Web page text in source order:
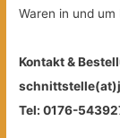
Waren in und um
Kontakt &
Tel: 0176-